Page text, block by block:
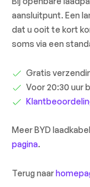
aansluitpunt. Een
dat u ooit te kort
soms via een
Gratis
Voor 20:30 uur
Meer BYD
pagina.
Terug naar